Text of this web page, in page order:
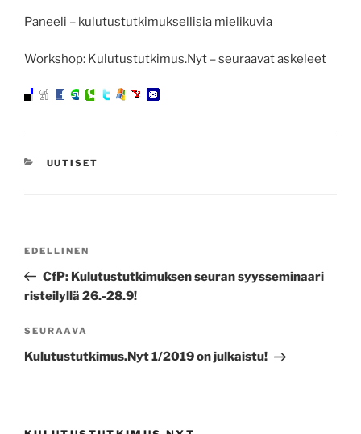
Paneeli – kulutustutkimuksellisia mielikuvia
Workshop: Kulutustutkimus.Nyt – seuraavat askeleet
KATEGORIAT
UUTISET
Edellinen
artikkeli
EDELLINEN
CfP: Kulutustutkimuksen seuran syysseminaari
risteilyllä 26.-28.9!
Seuraava
artikkeli
SEURAAVA
Kulutustutkimus.Nyt 1/2019 on julkaistu!